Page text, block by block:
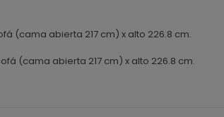
(cama abierta 217 cm) x alto 226.8 cm.
(cama abierta 217 cm) x alto 226.8 cm.